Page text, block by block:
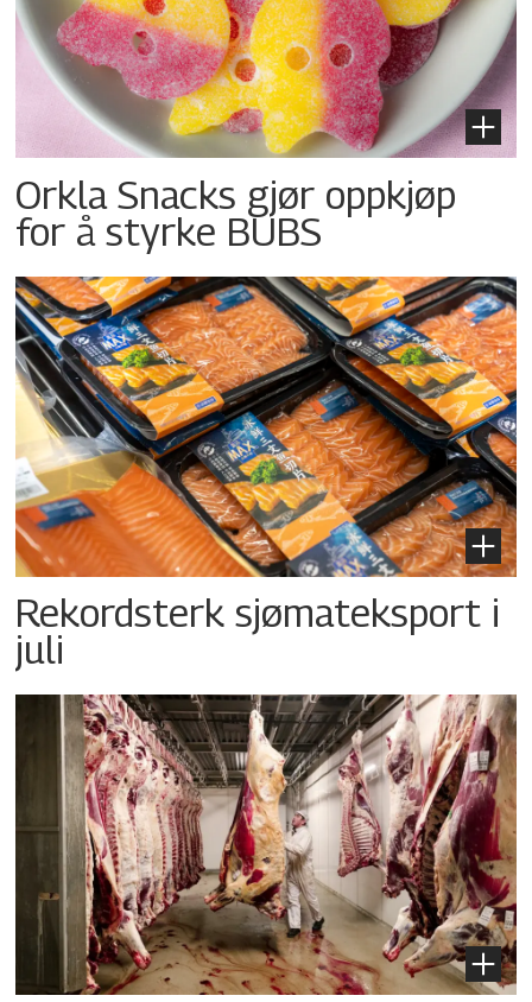
Orkla Snacks gjør oppkjøp
for å styrke BUBS
Rekordsterk sjømateksport i
juli